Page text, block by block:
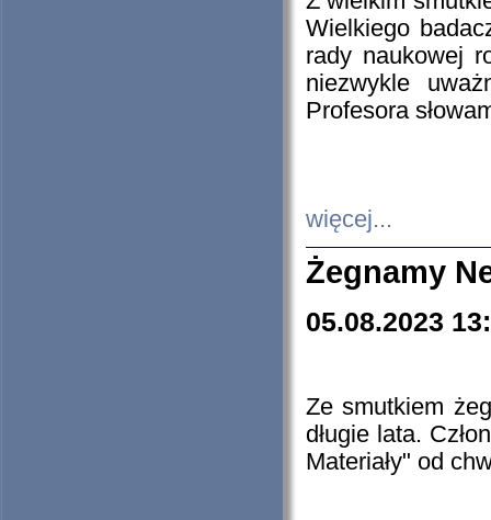
Wielkiego
rady naukowej
niezwykle
Profesora
więcej...
Żegnamy
05.08.2023
Ze smutkiem
długie lata.
Materiały" od